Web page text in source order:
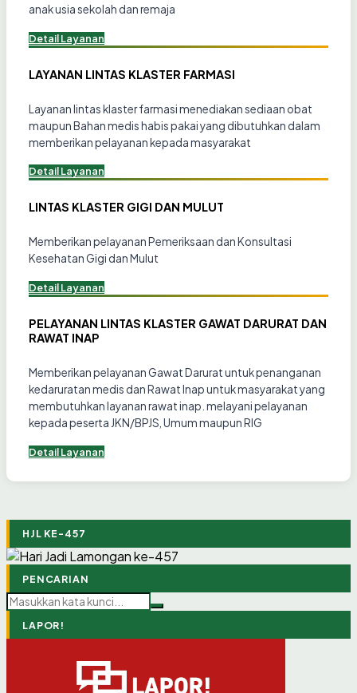
anak usia sekolah dan remaja
Detail Layanan
LAYANAN LINTAS KLASTER FARMASI
Layanan lintas klaster farmasi menediakan sediaan obat
maupun Bahan medis habis pakai yang dibutuhkan dalam
memberikan pelayanan kepada masyarakat
Detail Layanan
LINTAS KLASTER GIGI DAN MULUT
Memberikan pelayanan Pemeriksaan dan Konsultasi
Kesehatan Gigi dan Mulut
Detail Layanan
PELAYANAN LINTAS KLASTER GAWAT DARURAT DAN
RAWAT INAP
Memberikan pelayanan Gawat Darurat untuk penanganan
kedaruratan medis dan Rawat Inap untuk masyarakat yang
membutuhkan layanan rawat inap. melayani pelayanan
kepada peserta JKN/BPJS, Umum maupun RIG
Detail Layanan
HJL KE-457
PENCARIAN
LAPOR!